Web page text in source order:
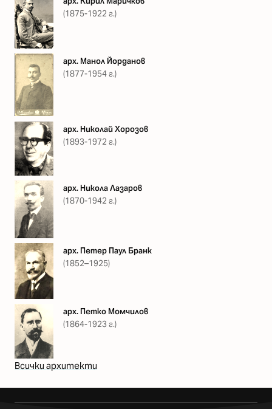
(1875-1922 г.)
арх. Манол Йорданов
(1877-1954 г.)
арх. Николай Хорозов
(1893-1972 г.)
арх. Никола Лазаров
(1870-1942 г.)
арх. Петер Паул Бранк
(1852–1925)
арх. Петко Момчилов
(1864-1923 г.)
Всички архитекти